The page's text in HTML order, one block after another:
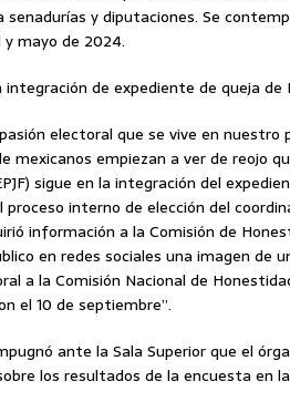
senadurías y diputaciones. Se
mayo de 2024.
integración de expediente de queja de
electoral que se vive en nuestro
mexicanos empiezan a ver de reojo
sigue en la integración del
proceso interno de elección del
información a la Comisión de
en redes sociales una imagen de
a la Comisión Nacional de
el 10 de septiembre”.
ante la Sala Superior que el
los resultados de la encuesta en